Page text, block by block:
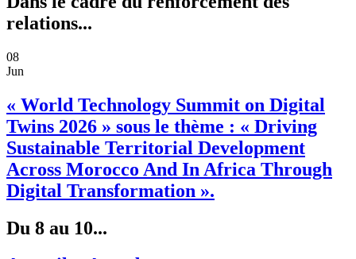
relations...
08
Jun
« World Technology Summit on Digital
Twins 2026 » sous le thème : « Driving
Sustainable Territorial Development
Across Morocco And In Africa Through
Digital Transformation ».
Du 8 au 10...